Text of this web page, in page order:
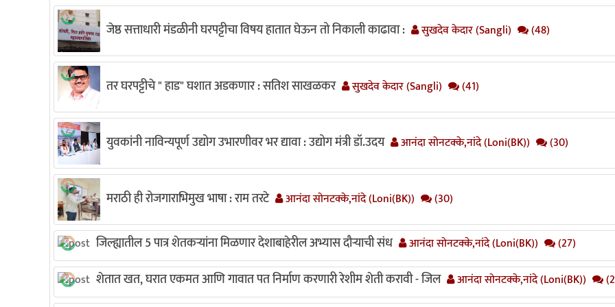
जेष्ठ सत्ताधारी मंडळीनी घरपट्टीचा विषय हातात घेऊन तो निकाली काढावा : सुखदेव केदार (Sangli) (48)
तर घरपट्टीचे " हाड" घशात अडकणार : सतिश साखळकर सुखदेव केदार (Sangli) (41)
युवकांनी नाविन्यपूर्ण उद्योग उभारणीवर भर द्यावा : उद्योग मंत्री डॉ.उदय आनंदा सोनटक्के,नांदे (Loni(BK)) (30)
मराठी ही रोजगाराभिमुख भाषा : राम तरटे आनंदा सोनटक्के,नांदे (Loni(BK)) (30)
जिल्ह्यातील 5 पात्र शेतकऱ्यांना मिळणार देशाबाहेरील अभ्यास दौऱ्याची संध आनंदा सोनटक्के,नांदे (Loni(BK)) (27)
शेतात खत, घरात एकमत आणि गावात पत निर्माण करणारी रेशीम शेती करावी - जिल आनंदा सोनटक्के,नांदे (Loni(BK))